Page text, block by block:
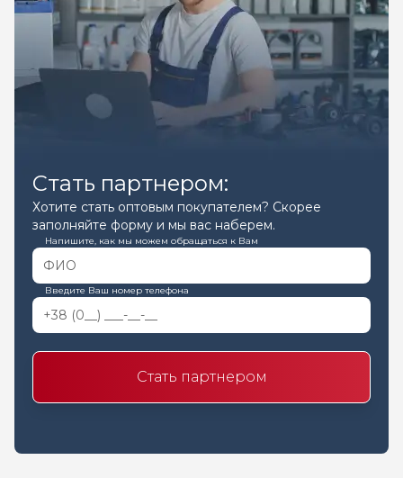
Стать партнером:
Хотите стать оптовым покупателем? Скорее
заполняйте форму и мы вас наберем.
Напишите, как мы можем обращаться к Вам
Введите Ваш номер телефона
Стать партнером